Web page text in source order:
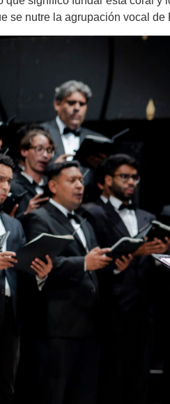
se nutre la agrupación vocal de